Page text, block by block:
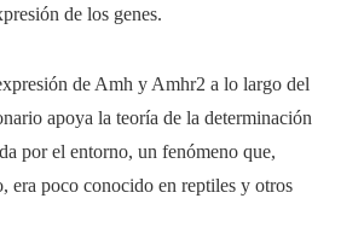
de los genes.
de Amh y Amhr2 a lo largo del
apoya la teoría de la determinación
por el entorno, un fenómeno que,
era poco conocido en reptiles y otros